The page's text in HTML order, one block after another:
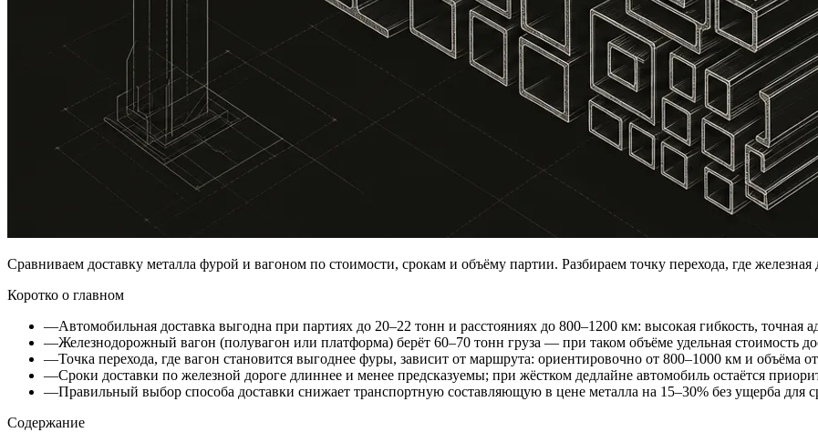
Сравниваем доставку металла фурой и вагоном по стоимости, срокам и объёму партии. Разбираем точку перехода, где железная
Коротко о главном
—Автомобильная доставка выгодна при партиях до 20–22 тонн и расстояниях до 800–1200 км: высокая гибкость, точная
—Железнодорожный вагон (полувагон или платформа) берёт 60–70 тонн груза — при таком объёме удельная стоимость
—Точка перехода, где вагон становится выгоднее фуры, зависит от маршрута: ориентировочно от 800–1000 км и объёма
—Сроки доставки по железной дороге длиннее и менее предсказуемы; при жёстком дедлайне автомобиль остаётся
—Правильный выбор способа доставки снижает транспортную составляющую в цене металла на 15–30% без ущерба для
Содержание